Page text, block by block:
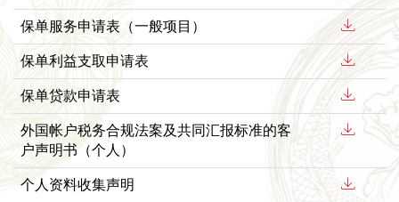
保单服务申请表（一般项目）
保单利益支取申请表
保单贷款申请表
外国帐户税务合规法案及共同汇报标准的客
户声明书（个人）
个人资料收集声明